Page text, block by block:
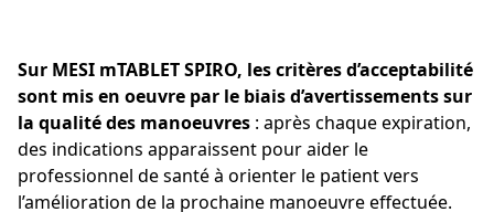
Sur MESI mTABLET SPIRO, les critères d’acceptabilité
sont mis en oeuvre par le biais d’avertissements sur
la qualité des manoeuvres : après chaque expiration,
des indications apparaissent pour aider le
professionnel de santé à orienter le patient vers
l’amélioration de la prochaine manoeuvre effectuée.